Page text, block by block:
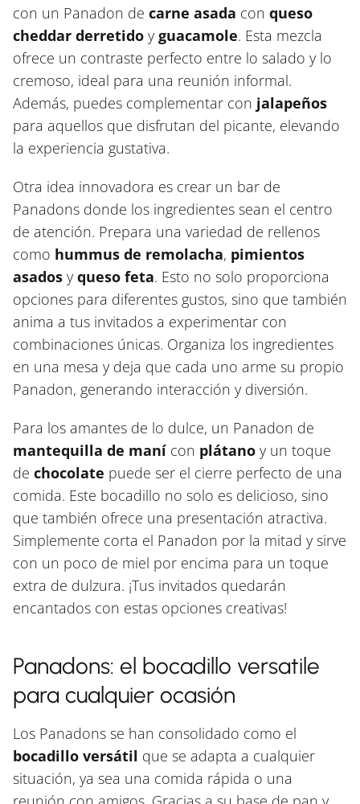
con un Panadon de carne asada con queso
cheddar derretido yguacamole. Esta mezcla
ofrece un contraste perfecto entre lo salado y lo
cremoso, ideal para una reunión informal.
Además, puedes complementar con jalapeños
para aquellos que disfrutan del picante, elevando
la experiencia gustativa.
Otra idea innovadora es crear un bar de
Panadons donde los ingredientes sean el centro
de atención. Prepara una variedad de rellenos
como hummus de remolacha, pimientos
asados yqueso feta. Esto no solo proporciona
opciones para diferentes gustos, sino que también
anima a tus invitados a experimentar con
combinaciones únicas. Organiza los ingredientes
en una mesa y deja que cada uno arme su propio
Panadon, generando interacción y diversión.
Para los amantes de lo dulce, un Panadon de
mantequilla de maní con plátano y un toque
de chocolate puede ser el cierre perfecto de una
comida. Este bocadillo no solo es delicioso, sino
que también ofrece una presentación atractiva.
Simplemente corta el Panadon por la mitad y sirve
con un poco de miel por encima para un toque
extra de dulzura. ¡Tus invitados quedarán
encantados con estas opciones creativas!
Panadons: el bocadillo versatile
para cualquier ocasión
Los Panadons se han consolidado como el
bocadillo versátil que se adapta a cualquier
situación, ya sea una comida rápida o una